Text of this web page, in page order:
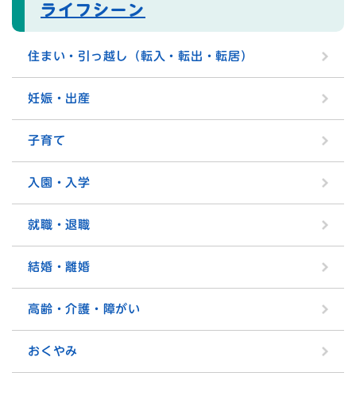
ライフシーン
住まい・引っ越し（転入・転出・転居）
妊娠・出産
子育て
入園・入学
就職・退職
結婚・離婚
高齢・介護・障がい
おくやみ